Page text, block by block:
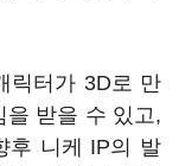
릭터가 3D로 만
을 받을 수 있고,
후 니케 IP의 발